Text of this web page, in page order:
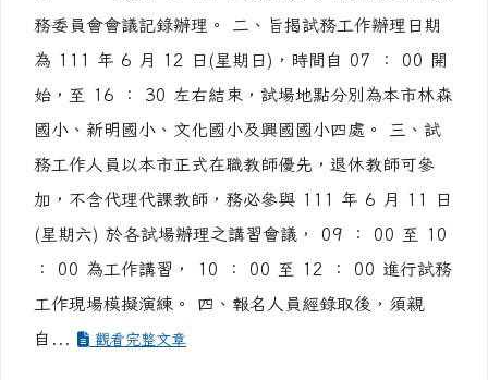
務委員會會議記錄辦理。 二、旨揭試務工作辦理日期
為 111 年 6 月 12 日(星期日)，時間自 07 ： 00 開
始，至 16 ： 30 左右結束，試場地點分別為本市林森
國小、新明國小、文化國小及興國國小四處。 三、試
務工作人員以本市正式在職教師優先，退休教師可參
加，不含代理代課教師，務必參與 111 年 6 月 11 日
(星期六) 於各試場辦理之講習會議， 09 ： 00 至 10
： 00 為工作講習， 10 ： 00 至 12 ： 00 進行試務
工作現場模擬演練。 四、報名人員經錄取後，須親
自...
觀看完整文章